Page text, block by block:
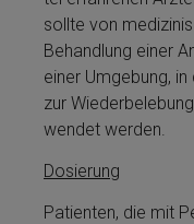
sollte von
Be­handlung ei­ner
ei­ner Umgebung,
zur
wendet werden.
Dosierung
Patienten, die mit